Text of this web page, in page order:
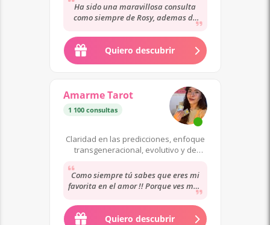
Ha sido una maravillosa consulta
como siempre de Rosy, ademas de
muy empatica y de clara escucha. La
recomiendo.
Quiero descubrir
Amarme Tarot
1 100 consultas
Claridad en las predicciones, enfoque
transgeneracional, evolutivo y de
Como siempre tú sabes que eres mi
favorita en el amor !! Porque ves muy
bien el tipo de hombre que me llega
y...
Quiero descubrir